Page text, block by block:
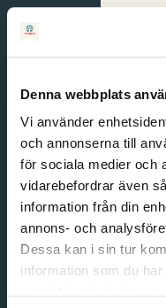
Denna webbplats
Vi använder
och annonserna till
för sociala medier och
vidarebefordrar även
information från din
annons- och
Dessa kan i sin tur
information som du
Email address